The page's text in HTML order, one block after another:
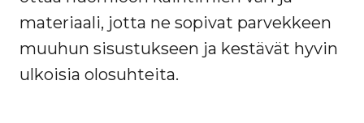
materiaali, jotta ne sopivat parvekkeen
muuhun sisustukseen ja kestävät hyvin
ulkoisia olosuhteita.